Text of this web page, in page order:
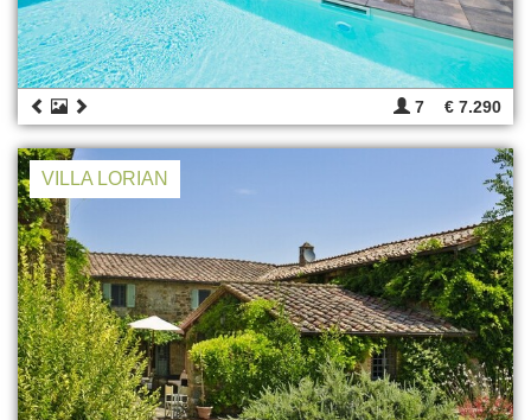
7 € 7.290
VILLA LORIAN